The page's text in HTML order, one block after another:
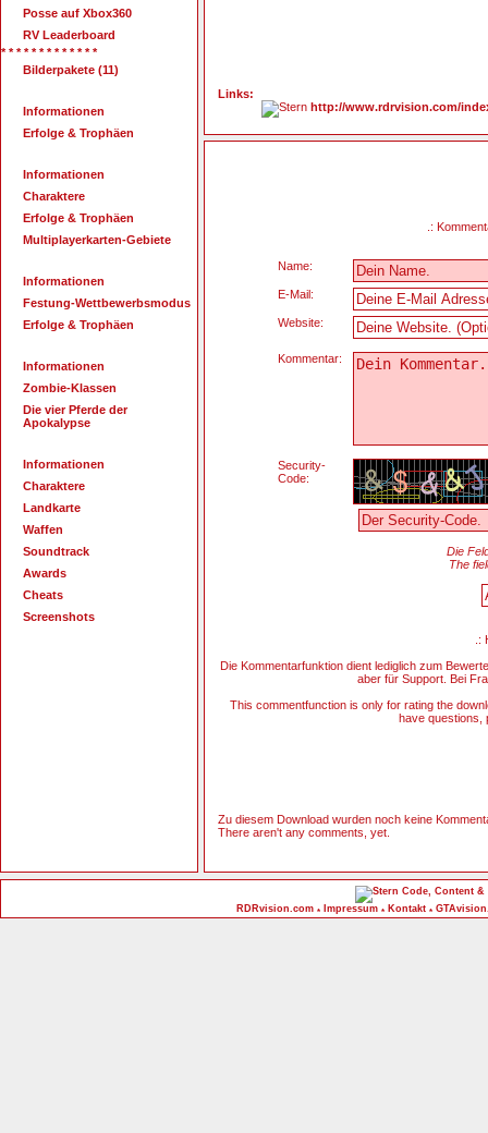
Posse auf Xbox360
RV Leaderboard
* * * * * * * * * * * * *
Bilderpakete (11)
Informationen
Erfolge & Trophäen
Informationen
Charaktere
Erfolge & Trophäen
Multiplayerkarten-Gebiete
Informationen
Festung-Wettbewerbsmodus
Erfolge & Trophäen
Informationen
Zombie-Klassen
Die vier Pferde der
Apokalypse
Informationen
Charaktere
Landkarte
Waffen
Soundtrack
Awards
Cheats
Screenshots
Links:
http://www.rdrvision.com/
.:
Name:
E-Mail:
Website:
Kommentar:
Security-
Code:
Die
The
.:
Die Kommentarfunktion dient lediglich zum
aber für Support. Bei
This commentfunction is only for rating the
have questions,
Zu diesem Download wurden noch keine
There aren't any comments, yet.
Code, Content &
RDRvision.com * Impressum * Kontakt *